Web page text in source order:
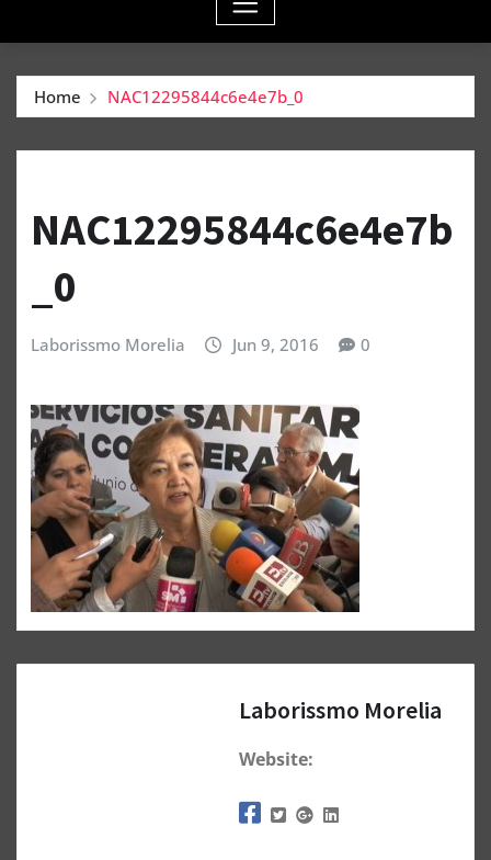
Home NAC12295844c6e4e7b_0
NAC12295844c6e4e7b
_0
Laborissmo Morelia Jun 9, 2016 0
Laborissmo Morelia
Website: